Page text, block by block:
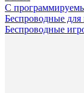
С
Беспроводные для
Беспроводные